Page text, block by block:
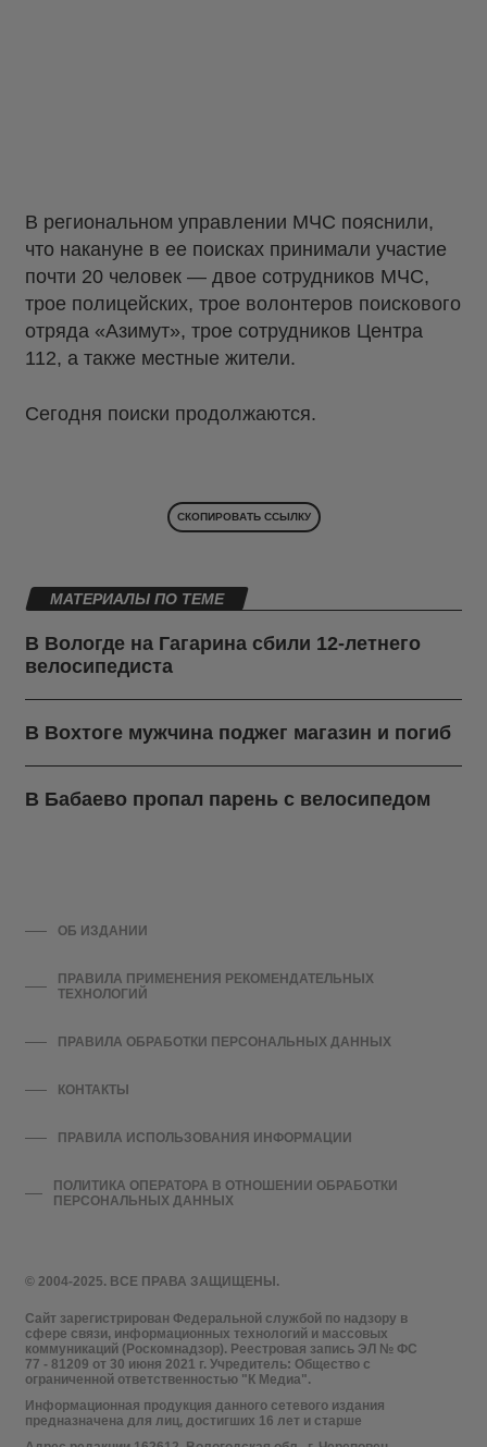
В региональном управлении МЧС пояснили,
что накануне в ее поисках принимали участие
почти 20 человек — двое сотрудников МЧС,
трое полицейских, трое волонтеров поискового
отряда «Азимут», трое сотрудников Центра
112, а также местные жители.
Сегодня поиски продолжаются.
СКОПИРОВАТЬ ССЫЛКУ
МАТЕРИАЛЫ ПО ТЕМЕ
В Вологде на Гагарина сбили 12-летнего
велосипедиста
В Вохтоге мужчина поджег магазин и погиб
В Бабаево пропал парень с велосипедом
© 2004-2025. ВСЕ ПРАВА ЗАЩИЩЕНЫ.
Сайт зарегистрирован Федеральной службой по надзору в
сфере связи, информационных технологий и массовых
коммуникаций (Роскомнадзор). Реестровая запись ЭЛ № ФС
77 - 81209 от 30 июня 2021 г. Учредитель: Общество с
ограниченной ответственностью "К Медиа".
Информационная продукция данного сетевого издания
предназначена для лиц, достигших 16 лет и старше
ОБ ИЗДАНИИ
ПРАВИЛА ПРИМЕНЕНИЯ РЕКОМЕНДАТЕЛЬНЫХ
ТЕХНОЛОГИЙ
ПРАВИЛА ОБРАБОТКИ ПЕРСОНАЛЬНЫХ ДАННЫХ
КОНТАКТЫ
ПРАВИЛА ИСПОЛЬЗОВАНИЯ ИНФОРМАЦИИ
ПОЛИТИКА ОПЕРАТОРА В ОТНОШЕНИИ ОБРАБОТКИ
ПЕРСОНАЛЬНЫХ ДАННЫХ